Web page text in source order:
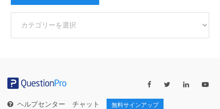
カ
ー
ヘルプセンター チャット 無料サインアップ